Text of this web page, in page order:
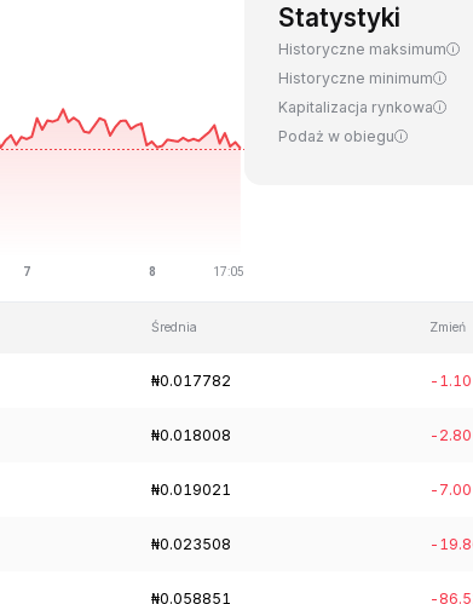
Statystyki
Historyczne maksimum
Historyczne minimum
Kapitalizacja rynkowa
Podaż w obiegu
Średnia Zmień
₦0.017782 -
₦0.018008 -
₦0.019021 -
₦0.023508 -
₦0.058851 -